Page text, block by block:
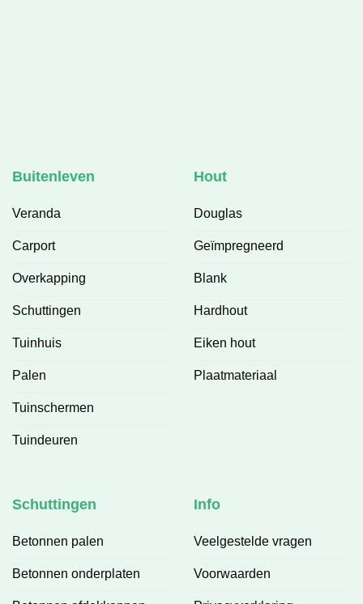
Buitenleven
Veranda
Carport
Overkapping
Schuttingen
Tuinhuis
Palen
Tuinschermen
Tuindeuren
Hout
Douglas
Geïmpregneerd
Blank
Hardhout
Eiken hout
Plaatmateriaal
Schuttingen
Betonnen palen
Betonnen onderplaten
Info
Veelgestelde vragen
Voorwaarden